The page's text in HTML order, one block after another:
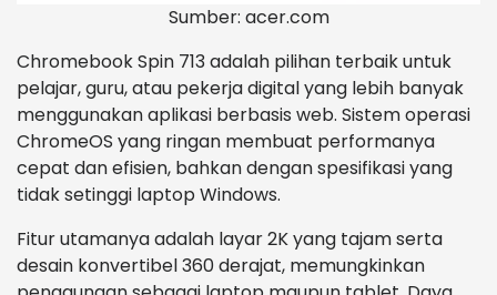
Sumber: acer.com
Chromebook Spin 713 adalah pilihan terbaik untuk
pelajar, guru, atau pekerja digital yang lebih banyak
menggunakan aplikasi berbasis web. Sistem operasi
ChromeOS yang ringan membuat performanya
cepat dan efisien, bahkan dengan spesifikasi yang
tidak setinggi laptop Windows.
Fitur utamanya adalah layar 2K yang tajam serta
desain konvertibel 360 derajat, memungkinkan